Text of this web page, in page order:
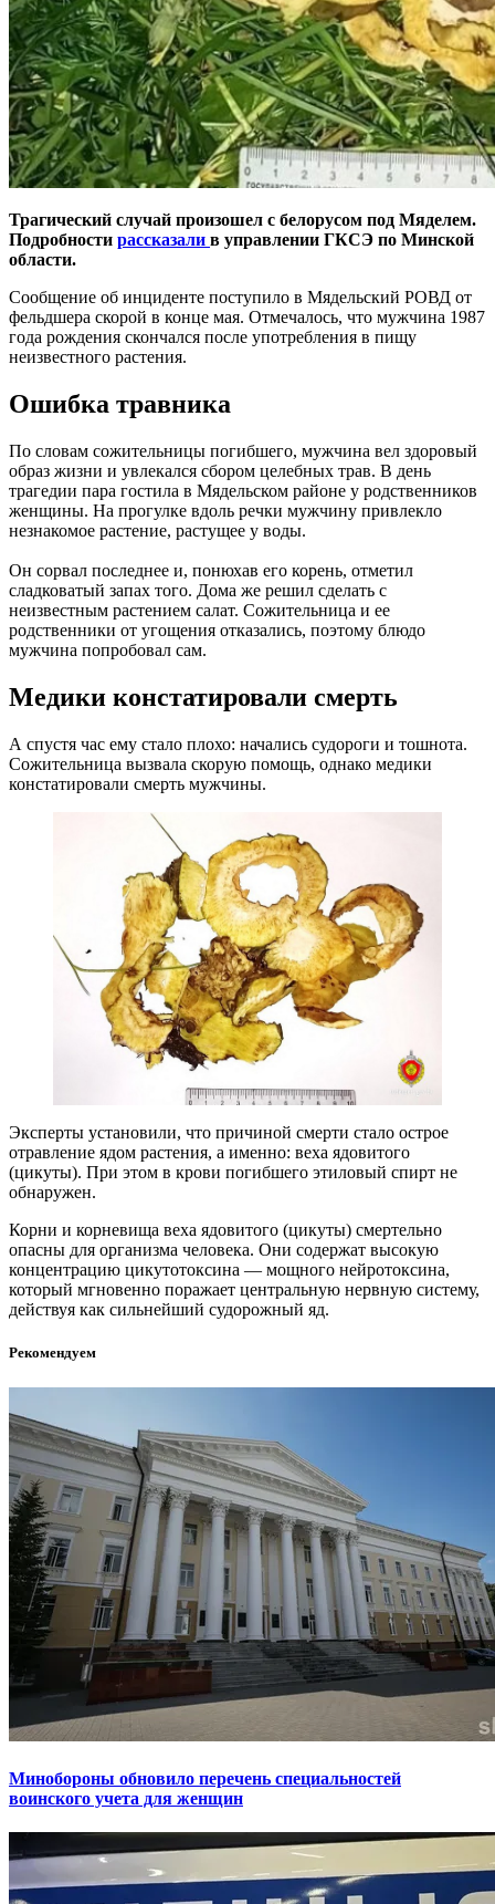
Трагический случай произошел с белорусом под Мяделем.
Подробности рассказали в управлении ГКСЭ по Минской
области.
Сообщение об инциденте поступило в Мядельский РОВД от
фельдшера скорой в конце мая. Отмечалось, что мужчина 1987
года рождения скончался после употребления в пищу
неизвестного растения.
Ошибка травника
По словам сожительницы погибшего, мужчина вел здоровый
образ жизни и увлекался сбором целебных трав. В день
трагедии пара гостила в Мядельском районе у родственников
женщины. На прогулке вдоль речки мужчину привлекло
незнакомое растение, растущее у воды.
Он сорвал последнее и, понюхав его корень, отметил
сладковатый запах того. Дома же решил сделать с
неизвестным растением салат. Сожительница и ее
родственники от угощения отказались, поэтому блюдо
мужчина попробовал сам.
Медики констатировали смерть
А спустя час ему стало плохо: начались судороги и тошнота.
Сожительница вызвала скорую помощь, однако медики
констатировали смерть мужчины.
Эксперты установили, что причиной смерти стало острое
отравление ядом растения, а именно: веха ядовитого
(цикуты). При этом в крови погибшего этиловый спирт не
обнаружен.
Корни и корневища веха ядовитого (цикуты) смертельно
опасны для организма человека. Они содержат высокую
концентрацию цикутотоксина — мощного нейротоксина,
который мгновенно поражает центральную нервную систему,
действуя как сильнейший судорожный яд.
Рекомендуем
Минобороны обновило перечень специальностей
воинского учета для женщин